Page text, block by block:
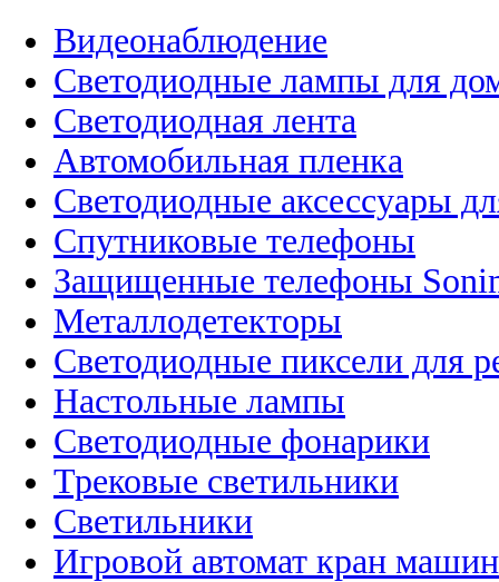
Видеонаблюдение
Светодиодные лампы для
Светодиодная лента
Автомобильная пленка
Светодиодные аксессуары
Спутниковые телефоны
Защищенные телефоны
Металлодетекторы
Светодиодные пиксели для
Настольные лампы
Светодиодные фонарики
Трековые светильники
Светильники
Игровой автомат кран